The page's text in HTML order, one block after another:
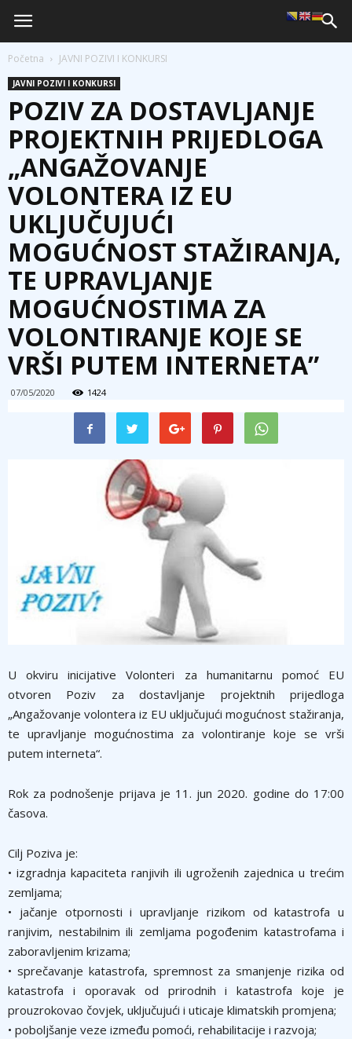
Početna JAVNI POZIVI I KONKURSI
JAVNI POZIVI I KONKURSI
POZIV ZA DOSTAVLЈANJE
PROJEKTNIH PRIJEDLOGA
„ANGAŽOVANJE
VOLONTERA IZ EU
UKLЈUČUJUĆI
MOGUĆNOST STAŽIRANJA,
TE UPRAVLЈANJE
MOGUĆNOSTIMA ZA
VOLONTIRANJE KOJE SE
VRŠI PUTEM INTERNETA”
07/05/2020 1424
U okviru inicijative Volonteri za humanitarnu pomoć EU
otvoren Poziv za dostavlјanje projektnih prijedloga
„Angažovanje volontera iz EU uklјučujući mogućnost stažiranja,
te upravlјanje mogućnostima za volontiranje koje se vrši
putem interneta“.
Rok za podnošenje prijava je 11. jun 2020. godine do 17:00
časova.
Cilј Poziva je:
• izgradnja kapaciteta ranjivih ili ugroženih zajednica u trećim
zemlјama;
• jačanje otpornosti i upravlјanje rizikom od katastrofa u
ranjivim, nestabilnim ili zemlјama pogođenim katastrofama i
zaboravlјenim krizama;
• sprečavanje katastrofa, spremnost za smanjenje rizika od
katastrofa i oporavak od prirodnih i katastrofa koje je
prouzrokovao čovjek, uklјučujući i uticaje klimatskih promjena;
• pobolјšanje veze između pomoći, rehabilitacije i razvoja;